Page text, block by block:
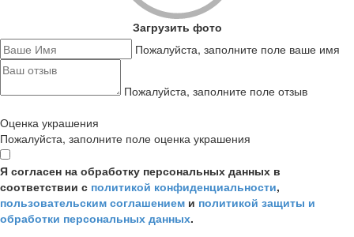
Загрузить фото
Пожалуйста, заполните поле ваше имя
Пожалуйста, заполните поле отзыв
Оценка украшения
Пожалуйста, заполните поле оценка украшения
Я согласен на обработку персональных данных в
соответствии с политикой конфиденциальности,
пользовательским соглашением и политикой защиты и
обработки персональных данных.